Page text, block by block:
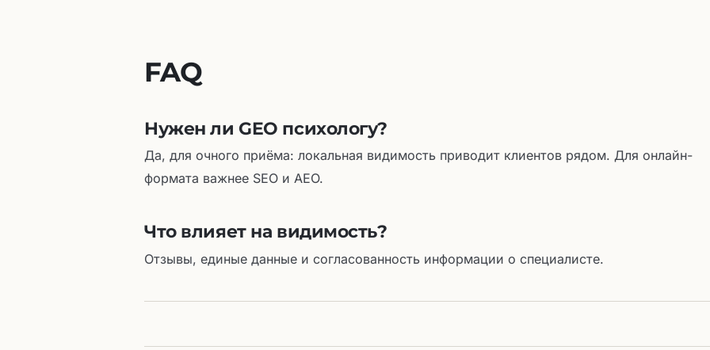
FAQ
Нужен ли GEO психологу?
Да, для очного приёма: локальная видимость приводит клиентов рядом. Для онлайн-
формата важнее SEO и AEO.
Что влияет на видимость?
Отзывы, единые данные и согласованность информации о специалисте.